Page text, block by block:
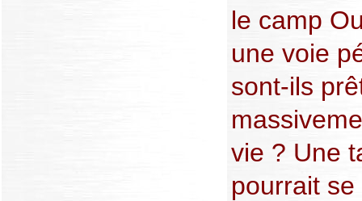
le camp
une voie
sont-ils
vie ? Une
pourrait